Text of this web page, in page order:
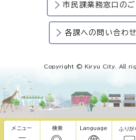
メニュー 検索 Language ふりが
市民課業務窓口の
各課への問い合わ
Copyright © Kiryu City. All